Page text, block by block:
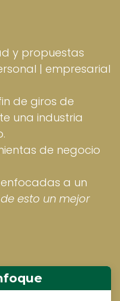
y propuestas
| empresarial
de giros de
una industria
de negocio
a un
esto un mejor